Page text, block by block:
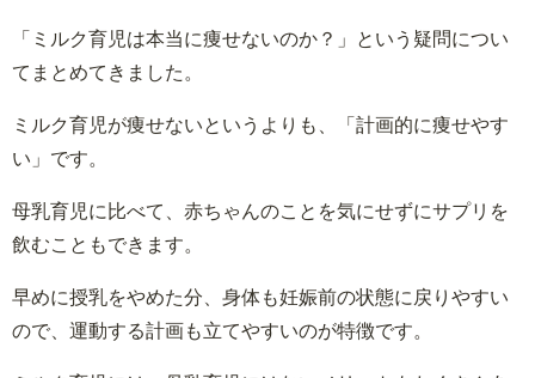
「ミルク育児は本当に痩せないのか？」という疑問につい
てまとめてきました。
ミルク育児が痩せないというよりも、「計画的に痩せやす
い」です。
母乳育児に比べて、赤ちゃんのことを気にせずにサプリを
飲むこともできます。
早めに授乳をやめた分、身体も妊娠前の状態に戻りやすい
ので、運動する計画も立てやすいのが特徴です。